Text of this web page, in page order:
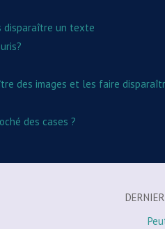
disparaître un texte
des images et les faire
des cases ?